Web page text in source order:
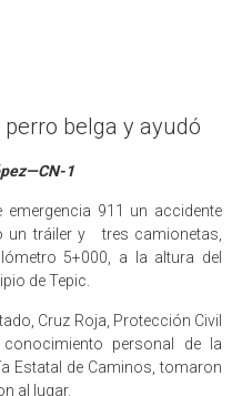
belga y ayudó
1
911 un accidente
un tráiler y tres camionetas,
5+000, a la altura del
de Tepic.
Cruz Roja, Protección Civil
personal de la
Estatal de Caminos, tomaron
al lugar.